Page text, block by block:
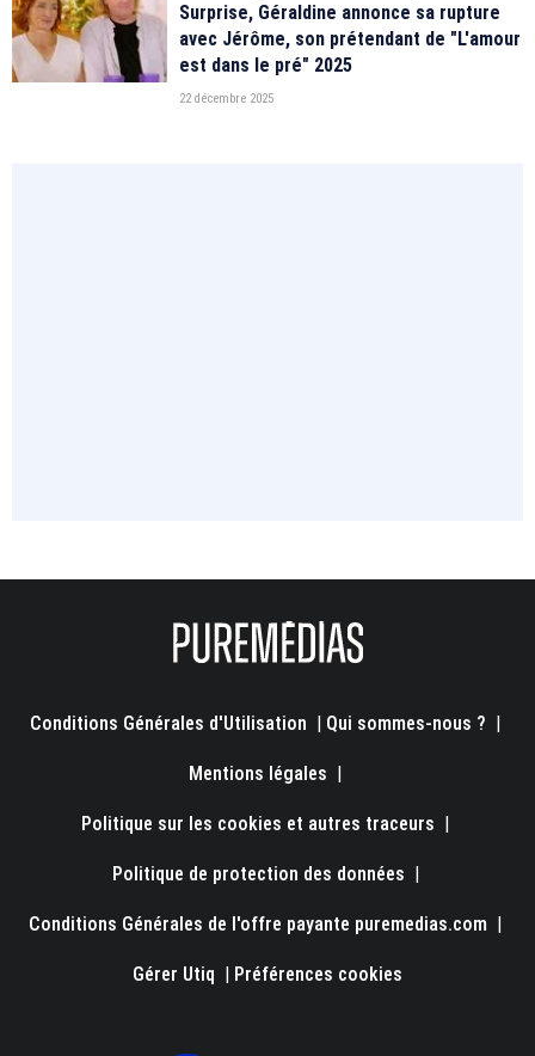
Surprise, Géraldine annonce sa rupture
avec Jérôme, son prétendant de "L'amour
est dans le pré" 2025
22 décembre 2025
Conditions Générales d'Utilisation | Qui sommes-nous ? |
Mentions légales |
Politique sur les cookies et autres traceurs |
Politique de protection des données |
Conditions Générales de l'offre payante puremedias.com |
Gérer Utiq | Préférences cookies